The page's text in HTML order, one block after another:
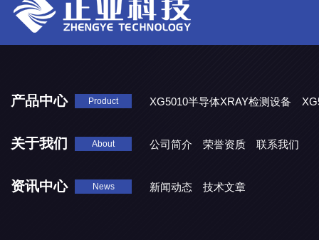
产品中心 Product XG5010半导体XRAY检测设备
关于我们 About 公司简介 荣誉资质 联系我们
资讯中心 News 新闻动态 技术文章